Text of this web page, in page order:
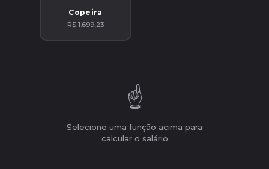
Copeira
R$ 1.699,23
☝️
Selecione uma função acima para
calcular o salário